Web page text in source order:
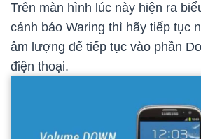
Trên màn hình lúc này hiện ra
cảnh báo Waring thì hãy tiếp tục
âm lượng để tiếp tục vào phần
điện thoại.